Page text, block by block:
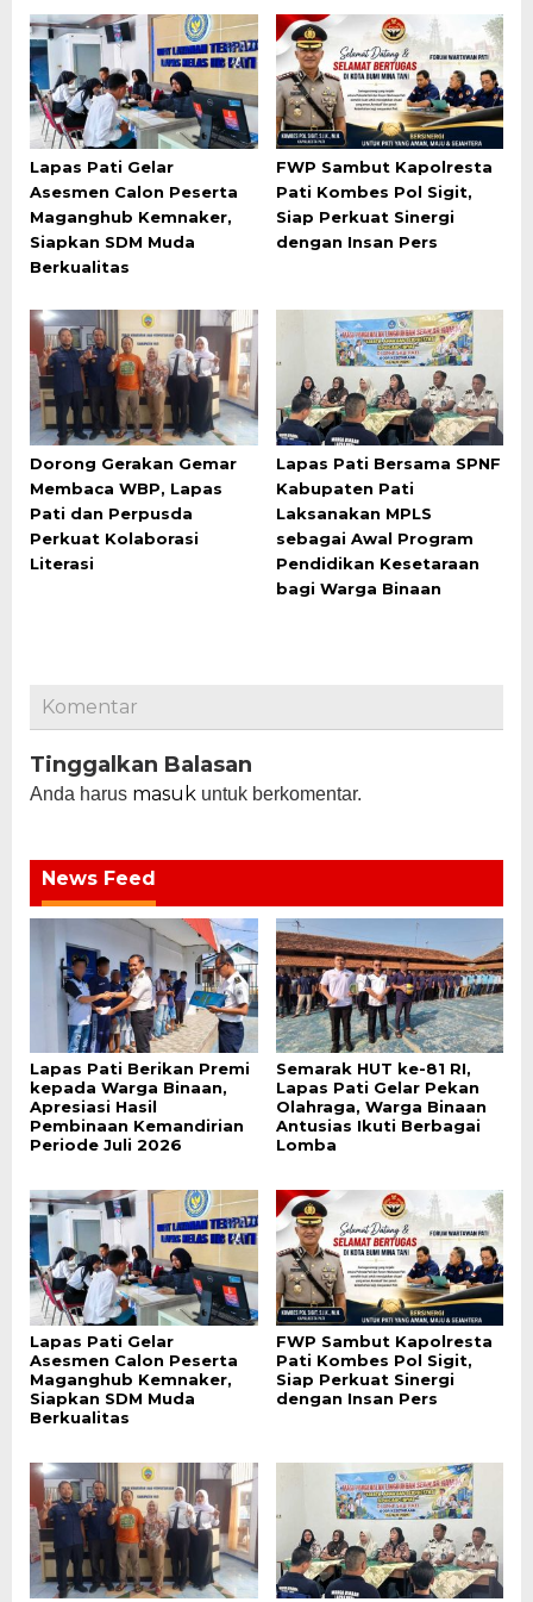
Lapas Pati Gelar
Asesmen Calon Peserta
Maganghub Kemnaker,
Siapkan SDM Muda
Berkualitas
FWP Sambut Kapolresta
Pati Kombes Pol Sigit,
Siap Perkuat Sinergi
dengan Insan Pers
Dorong Gerakan Gemar
Membaca WBP, Lapas
Pati dan Perpusda
Perkuat Kolaborasi
Literasi
Lapas Pati Bersama SPNF
Kabupaten Pati
Laksanakan MPLS
sebagai Awal Program
Pendidikan Kesetaraan
bagi Warga Binaan
Komentar
Tinggalkan Balasan
Anda harus masuk untuk berkomentar.
News Feed
Lapas Pati Berikan Premi
kepada Warga Binaan,
Apresiasi Hasil
Pembinaan Kemandirian
Periode Juli 2026
Semarak HUT ke-81 RI,
Lapas Pati Gelar Pekan
Olahraga, Warga Binaan
Antusias Ikuti Berbagai
Lomba
Lapas Pati Gelar
Asesmen Calon Peserta
Maganghub Kemnaker,
Siapkan SDM Muda
Berkualitas
FWP Sambut Kapolresta
Pati Kombes Pol Sigit,
Siap Perkuat Sinergi
dengan Insan Pers